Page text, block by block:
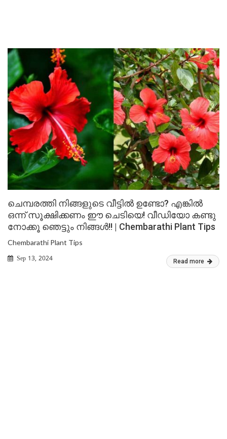
ചെമ്പരത്തി നിങ്ങളുടെ വീട്ടിൽ ഉണ്ടോ? എങ്കിൽ
ഒന്ന് സൂക്ഷിക്കണം ഈ ചെടിയെ! വീഡിയോ കണ്ടു
നോക്കൂ ഞെട്ടും നിങ്ങൾ!! | Chembarathi Plant Tips
Chembarathi Plant Tips
Sep 13, 2024 Read more